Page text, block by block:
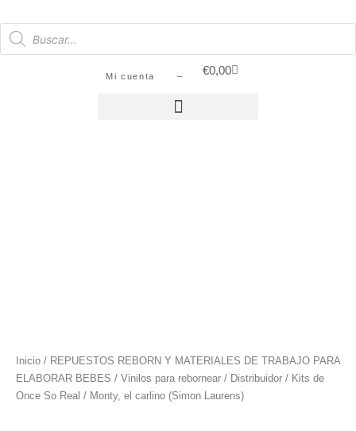
Mi cuenta – €0,00
Inicio / REPUESTOS REBORN Y MATERIALES DE TRABAJO PARA
ELABORAR BEBES / Vinilos para rebornear / Distribuidor / Kits de
Once So Real / Monty, el carlino (Simon Laurens)